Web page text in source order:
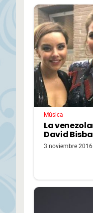
Música
La
David
3 noviembre 2016